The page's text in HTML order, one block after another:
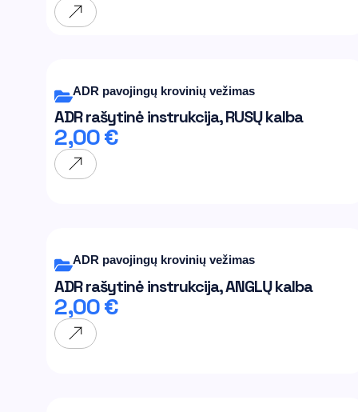
ADR pavojingų krovinių vežimas
ADR rašytinė instrukcija, RUSŲ kalba
2,00€
ADR pavojingų krovinių vežimas
ADR rašytinė instrukcija, ANGLŲ kalba
2,00€